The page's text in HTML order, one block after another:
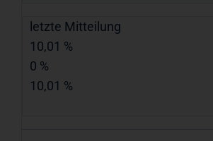
letzte Mitteilung
10,01 %
0 %
10,01 %